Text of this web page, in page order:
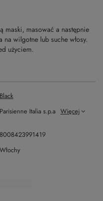
maski, masować a następnie
wilgotne lub suche włosy.
użyciem.
Black
Parisienne Italia s.p.a Więcej
8008423991419
Włochy